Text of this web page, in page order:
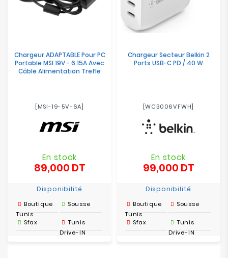
Chargeur ADAPTABLE Pour PC
Portable MSI 19V - 6.15A Avec
Câble Alimentation Trefle
[MSI-19-5V-6A]
En stock
89,000 DTPrix
Disponibilité
Boutique
Tunis
Sousse
Sfax
Tunis
Drive-IN
Chargeur Secteur Belkin 2
Ports USB-C PD / 40 W
[WCB006VFWH]
En stock
99,000 DTPrix
Disponibilité
Boutique
Tunis
Sousse
Sfax
Tunis
Drive-IN